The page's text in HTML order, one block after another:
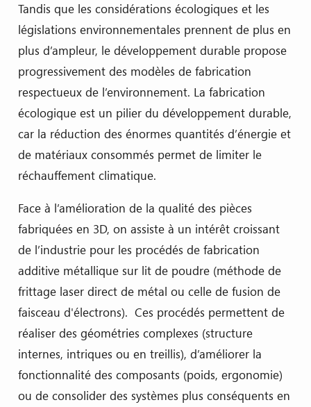
Tandis que les considérations écologiques et les
législations environnementales prennent de plus en
plus d’ampleur, le développement durable propose
progressivement des modèles de fabrication
respectueux de l’environnement. La fabrication
écologique est un pilier du développement durable,
car la réduction des énormes quantités d’énergie et
de matériaux consommés permet de limiter le
réchauffement climatique.
Face à l’amélioration de la qualité des pièces
fabriquées en 3D, on assiste à un intérêt croissant
de l’industrie pour les procédés de fabrication
additive métallique sur lit de poudre (méthode de
frittage laser direct de métal ou celle de fusion de
faisceau d'électrons). Ces procédés permettent de
réaliser des géométries complexes (structure
internes, intriques ou en treillis), d’améliorer la
fonctionnalité des composants (poids, ergonomie)
ou de consolider des systèmes plus conséquents en